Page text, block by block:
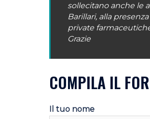
sollecitano anche le
Barillari, alla
private
Grazie
COMPILA IL
Il tuo nome